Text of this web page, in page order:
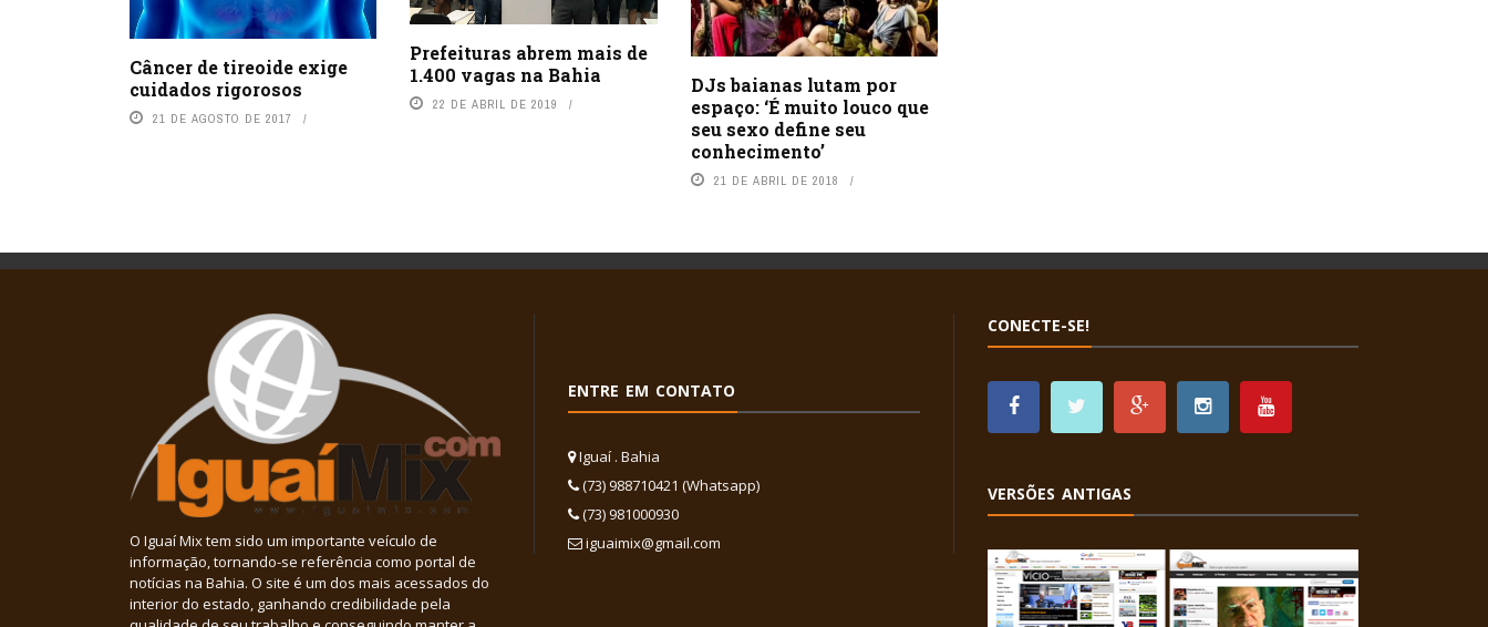
Câncer de tireoide exige
cuidados rigorosos
21 DE AGOSTO DE 2017
Prefeituras abrem mais de
1.400 vagas na Bahia
22 DE ABRIL DE 2019
DJs baianas lutam por
espaço: ‘É muito louco que
seu sexo define seu
conhecimento’
21 DE ABRIL DE 2018
O Iguaí Mix tem sido um importante veículo de
informação, tornando-se referência como portal de
notícias na Bahia. O site é um dos mais acessados do
interior do estado, ganhando credibilidade pela
ENTRE EM CONTATO
Iguaí . Bahia
(73) 988710421 (Whatsapp)
(73) 981000930
iguaimix@gmail.com
CONECTE-SE!
VERSÕES ANTIGAS